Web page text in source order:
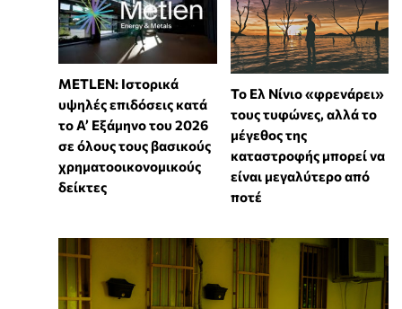
METLEN: Ιστορικά
υψηλές επιδόσεις κατά
το Α’ Εξάμηνο του 2026
σε όλους τους βασικούς
χρηματοοικονομικούς
δείκτες
Το Ελ Νίνιο «φρενάρει»
τους τυφώνες, αλλά το
μέγεθος της
καταστροφής μπορεί να
είναι μεγαλύτερο από
ποτέ